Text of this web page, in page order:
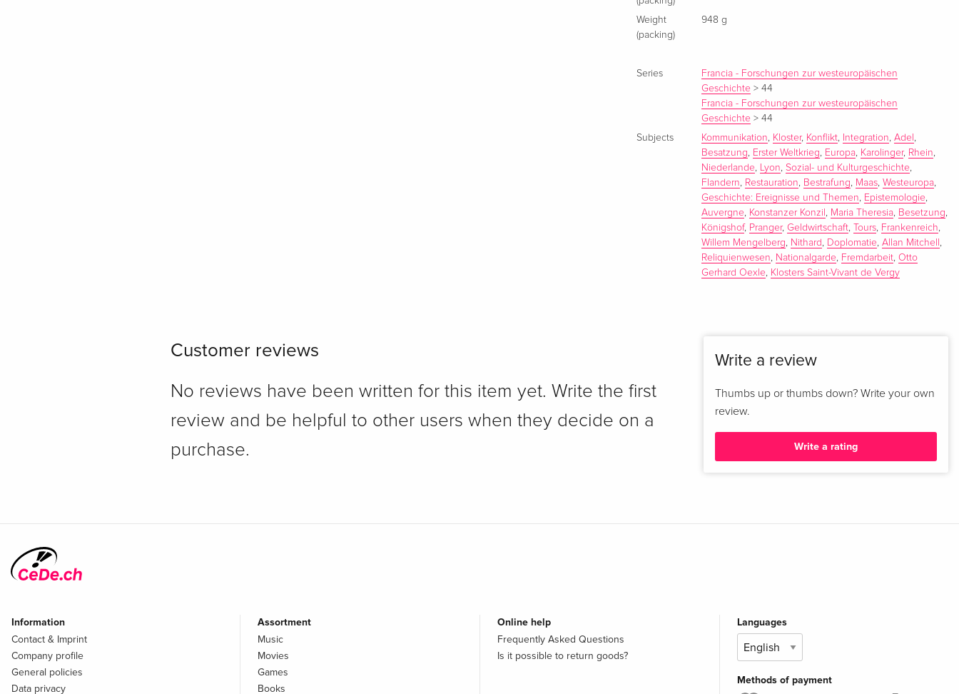
Weight
(packing)
948 g
Series
Francia - Forschungen zur westeuropäischen
Geschichte >44
Francia - Forschungen zur westeuropäischen
Geschichte >44
Subjects
Kommunikation, Kloster, Konflikt, Integration,Adel ,
Besatzung, Erster Weltkrieg, Europa, Karolinger, Rhein,
Niederlande, Lyon,Sozial- und Kulturgeschichte,
Flandern, Restauration, Bestrafung, Maas,Westeuropa,
Geschichte: Ereignisse und Themen, Epistemologie,
Auvergne, Konstanzer Konzil , Maria Theresia, Besetzung,
Königshof, Pranger,Geldwirtschaft, Tours, Frankenreich,
Willem Mengelberg, Nithard , Doplomatie,Allan Mitchell ,
Reliquienwesen, Nationalgarde, Fremdarbeit,Otto
Gerhard Oexle, Klosters Saint-Vivant de Vergy
Customer reviews
No reviews have been written for this item yet. Write the first
review and be helpful to other users when they decide on a
purchase.
Write a review
Thumbs up or thumbs down? Write your own
review.
Write a rating
Information
Contact & Imprint
Company profile
General policies
Data privacy
Assortment
Music
Movies
Games
Books
Online help
Frequently Asked Questions
Is it possible to return goods?
Languages
Methods of payment